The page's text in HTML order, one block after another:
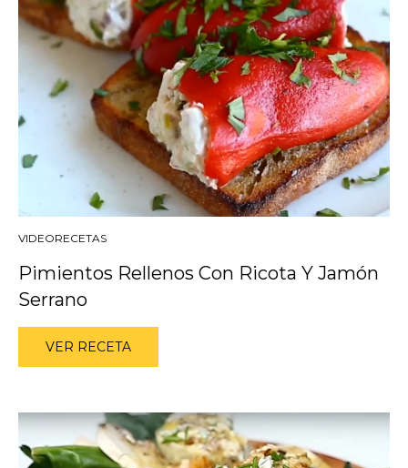
VIDEORECETAS
Pimientos Rellenos Con Ricota Y Jamón
Serrano
VER RECETA